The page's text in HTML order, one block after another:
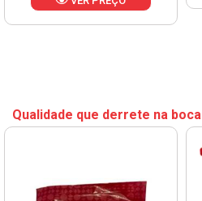
VER PREÇO
Qualidade que derrete na boca